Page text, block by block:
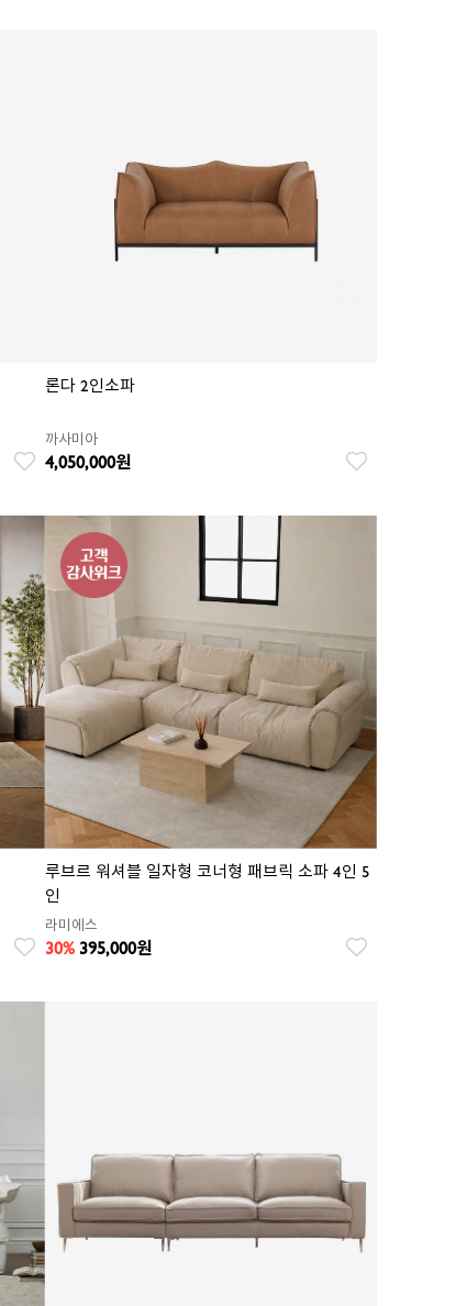
론다 2인소파
까사미아
4,050,000원
루브르 워셔블 일자형 코너형 패브릭 소파 4인 5
인
라미에스
30% 395,000원